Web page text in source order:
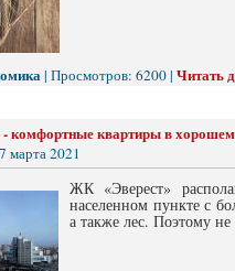
| Просмотров: 6200 | Читать
комфортные квартиры в
марта 2021
ЖК «Эверест»
населенном пункте с
а также лес. Поэтому